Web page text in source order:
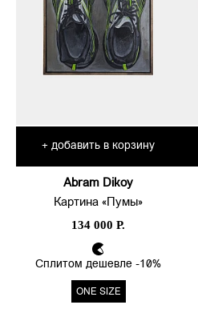
+ добавить в корзину
Abram Dikoy
Картина «Пумы»
134 000 Р.
Сплитом дешевле -10%
ONE SIZE